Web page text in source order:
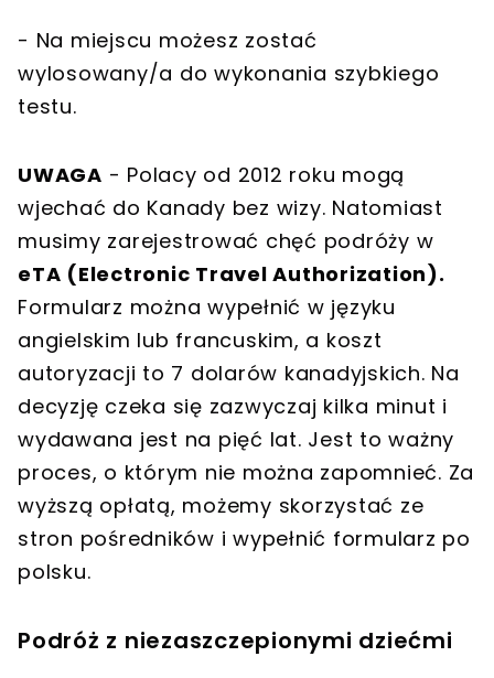
- Na miejscu możesz zostać
wylosowany/a do wykonania szybkiego
testu.
UWAGA - Polacy od 2012 roku mogą
wjechać do Kanady bez wizy. Natomiast
musimy zarejestrować chęć podróży w
eTA (Electronic Travel Authorization).
Formularz można wypełnić w języku
angielskim lub francuskim, a koszt
autoryzacji to 7 dolarów kanadyjskich. Na
decyzję czeka się zazwyczaj kilka minut i
wydawana jest na pięć lat. Jest to ważny
proces, o którym nie można zapomnieć. Za
wyższą opłatą, możemy skorzystać ze
stron pośredników i wypełnić formularz po
polsku.
Podróż z niezaszczepionymi dziećmi